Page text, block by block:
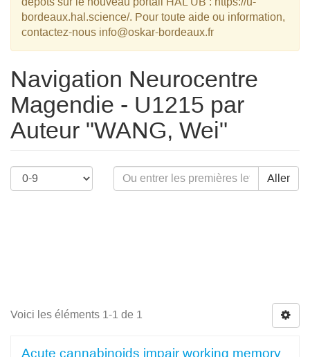
bordeaux.hal.science/. Pour toute aide ou information,
contactez-nous info@oskar-bordeaux.fr
Navigation Neurocentre
Magendie - U1215 par
Auteur "WANG, Wei"
Aller
Voici les éléments 1-1 de 1
Acute cannabinoids impair working memory